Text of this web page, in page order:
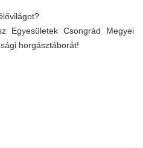
Egyesületek Csongrád Megyei
horgásztáborát!